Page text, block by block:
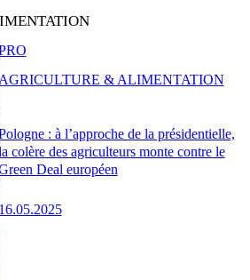
: à l’approche de la présidentielle,
colère des agriculteurs monte contre le
Deal européen
16.05.2025
& ALIMENTATION